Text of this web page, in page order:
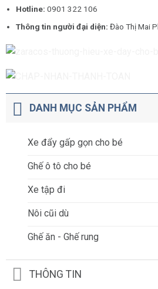
Hotline:0901 322 106
Thông tin người đại diện:Đào Thị Mai
DANH MỤC SẢN PHẨM
Xe đẩy gấp gọn cho bé
Ghế ô tô cho bé
Xe tập đi
Nôi cũi dù
Ghế ăn - Ghế rung
THÔNG TIN